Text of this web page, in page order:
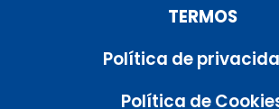
TERMOS
Política de
Política de